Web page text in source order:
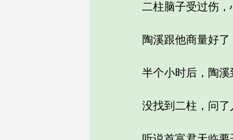
二柱脑子受过伤，
陶溪跟他商量好了，
半个小时后，陶溪
没找到二柱，问了人